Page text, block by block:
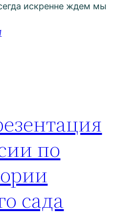
искренне ждем мы
по
сада